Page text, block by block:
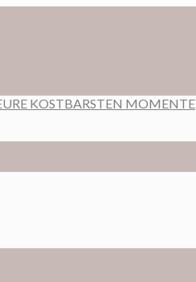
KOSTBARSTEN MOMENTE